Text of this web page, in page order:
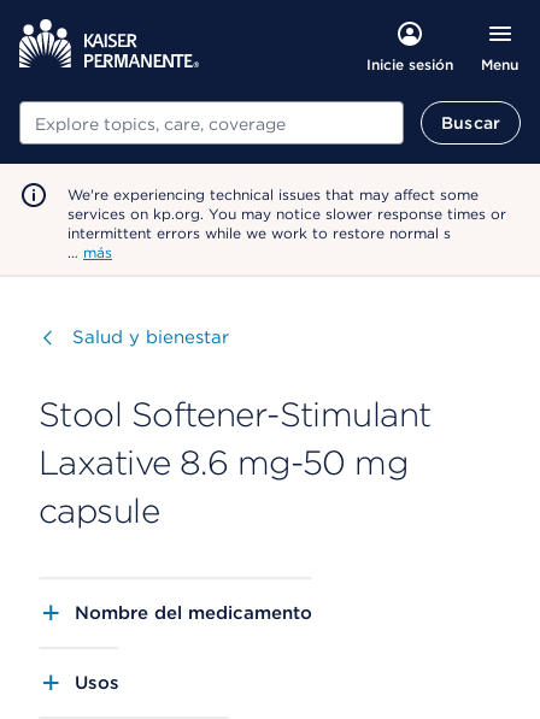
Inicie sesión Menu
Buscar Buscar
We're experiencing technical issues that may affect some
services on kp.org. You may notice slower response times or
intermittent errors while we work to restore normal s
… más
Visitar
Salud y bienestar
Stool Softener-Stimulant
Laxative 8.6 mg-50 mg
capsule
Nombre del medicamento
Usos